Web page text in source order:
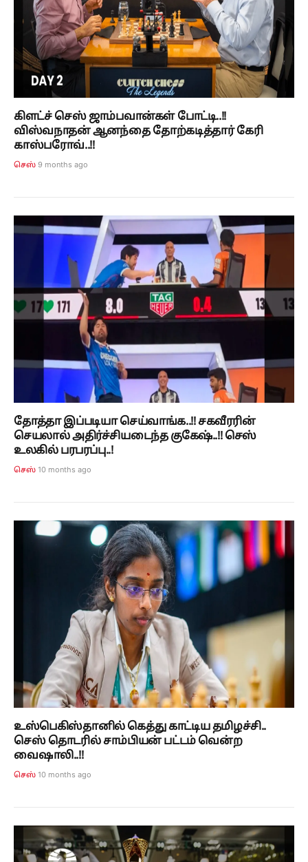
கிளட்ச் செஸ் ஜாம்பவான்கள் போட்டி..!!
விஸ்வநாதன் ஆனந்தை தோற்கடித்தார் கேரி
காஸ்பரோவ்..!!
செஸ் 9 months ago
தோத்தா இப்படியா செய்வாங்க..!! சகவீரரின்
செயலால் அதிர்ச்சியடைந்த குகேஷ்..!! செஸ்
உலகில் பரபரப்பு..!
செஸ் 10 months ago
உஸ்பெகிஸ்தானில் கெத்து காட்டிய தமிழச்சி..
செஸ் தொடரில் சாம்பியன் பட்டம் வென்ற
வைஷாலி..!!
செஸ் 10 months ago